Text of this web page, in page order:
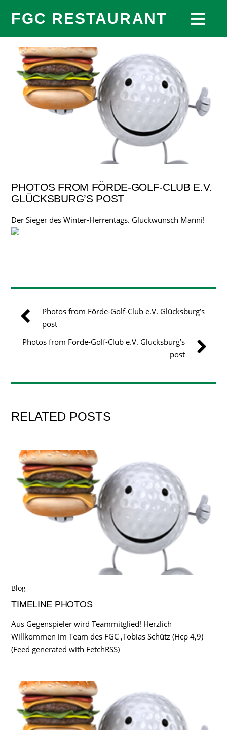
FGC RESTAURANT
PHOTOS FROM FÖRDE-GOLF-CLUB E.V.
GLÜCKSBURG’S POST
Der Sieger des Winter-Herrentags. Glückwunsch Manni!
Photos from Förde-Golf-Club e.V. Glücksburg’s
post
Photos from Förde-Golf-Club e.V. Glücksburg’s
post
RELATED POSTS
Blog
TIMELINE PHOTOS
Aus Gegenspieler wird Teammitglied! Herzlich
Willkommen im Team des FGC ,Tobias Schütz (Hcp 4,9)
(Feed generated with FetchRSS)